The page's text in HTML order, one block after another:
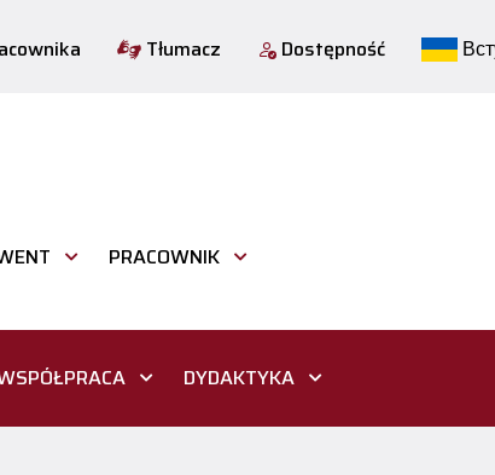
Tłumacz Dostępność
PRACOWNIK
DYDAKTYKA